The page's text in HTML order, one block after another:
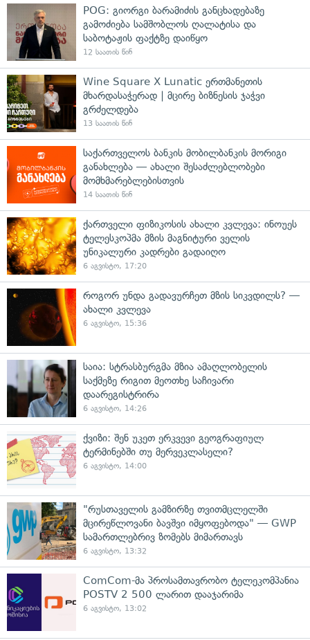
POG: გიორგი ბარამიძის განცხადებაზე
გამოძიება სამშობლოს ღალატისა და
საბოტაჟის ფაქტზე დაიწყო
12 საათის წინ
Wine Square X Lunatic ერთმანეთის
მხარდასაჭერად | მცირე ბიზნესის ჯაჭვი
გრძელდება
13 საათის წინ
საქართველოს ბანკის მობილბანკის მორიგი
განახლება — ახალი შესაძლებლობები
მომხმარებლებისთვის
14 საათის წინ
ქართველი ფიზიკოსის ახალი კვლევა: ინოუეს
ტელესკოპმა მზის მაგნიტური ველის
უნიკალური კადრები გადაიღო
6 აგვისტო, 17:20
როგორ უნდა გადავურჩეთ მზის სიკვდილს? —
ახალი კვლევა
6 აგვისტო, 15:36
საია: სტრასბურგმა მზია ამაღლობელის
საქმეზე რიგით მეოთხე საჩივარი
დაარეგისტრირა
6 აგვისტო, 14:26
ქვიზი: შენ უკეთ ერკვევი გეოგრაფიულ
ტერმინებში თუ მერვეკლასელი?
6 აგვისტო, 14:00
"რუსთაველის გამზირზე თვითმცლელში
მცირეწლოვანი ბავშვი იმყოფებოდა" — GWP
სამართლებრივ ზომებს მიმართავს
6 აგვისტო, 13:32
ComCom-მა პროსამთავრობო ტელეკომპანია
POSTV 2 500 ლარით დააჯარიმა
6 აგვისტო, 13:02